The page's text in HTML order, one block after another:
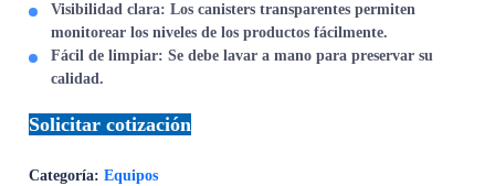
Visibilidad clara: Los canisters transparentes permiten
monitorear los niveles de los productos fácilmente.
Fácil de limpiar: Se debe lavar a mano para preservar su
calidad.
Solicitar cotización
Categoría:Equipos